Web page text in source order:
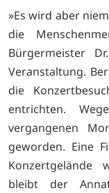
»Es wird aber
die
Bürgermeister
Veranstaltung.
die
entrichten.
vergangenen
geworden. Eine
Konzertgelände
bleibt der